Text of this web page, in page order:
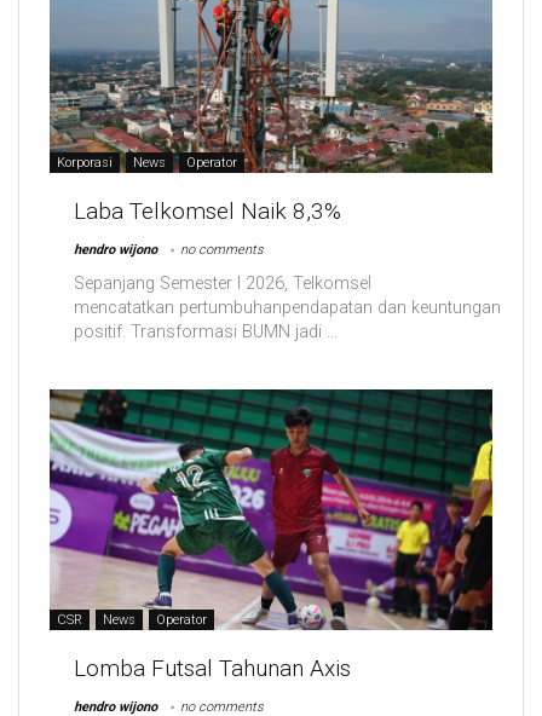
Korporasi News Operator
Laba Telkomsel Naik 8,3%
hendro wijono no comments
Sepanjang Semester I 2026, Telkomsel
mencatatkan pertumbuhanpendapatan dan keuntungan
positif. Transformasi BUMN jadi ...
CSR News Operator
Lomba Futsal Tahunan Axis
hendro wijono no comments